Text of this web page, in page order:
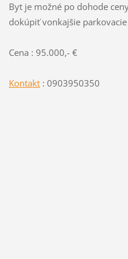
Byt je možné po dohode
dokúpiť vonkajšie
Cena : 95.000,- €
Kontakt: 0903950350